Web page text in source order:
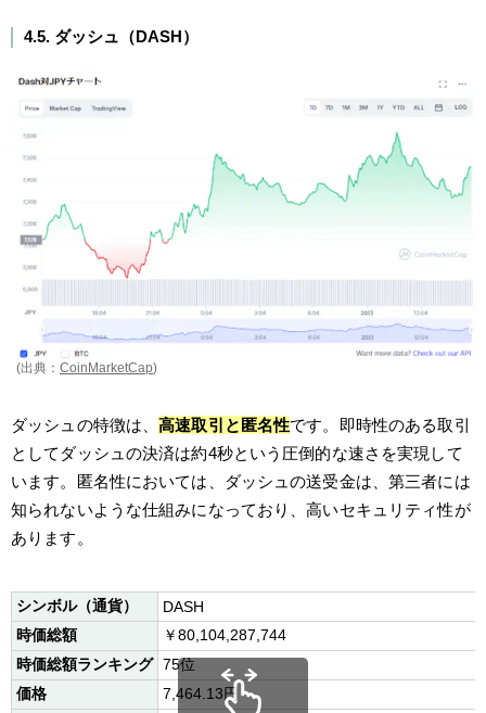
4.5. ダッシュ（DASH）
(出典： CoinMarketCap)
ダッシュの特徴は、高速取引と匿名性です。即時性のある取引
としてダッシュの決済は約4秒という圧倒的な速さを実現して
います。匿名性においては、ダッシュの送受金は、第三者には
知られないような仕組みになっており、高いセキュリティ性が
あります。
シンボル（通貨）
DASH
時価総額
￥80,104,287,744
時価総額ランキング 75位
価格
7,464.13円